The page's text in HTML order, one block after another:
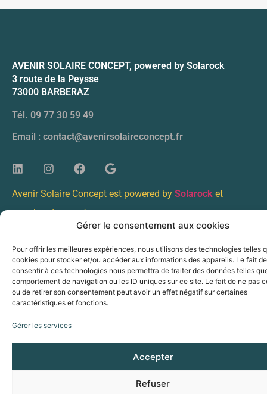
Gérer le consentement aux cookies
Pour offrir les meilleures expériences, nous utilisons des technologies telles
cookies pour stocker et/ou accéder aux informations des appareils. Le fait de
consentir à ces technologies nous permettra de traiter des données telles
comportement de navigation ou les ID uniques sur ce site. Le fait de ne pas
ou de retirer son consentement peut avoir un effet négatif sur certaines
caractéristiques et fonctions.
Gérer les services
Accepter
Refuser
AVENIR SOLAIRE CONCEPT, powered by Solarock
3 route de la Peysse
73000 BARBERAZ
Tél. 09 77 30 59 49
Email : contact@avenirsolaireconcept.fr
Avenir Solaire Concept est powered by Solarock et
membre de son réseau.
Nous sommes installateurs de panneaux solaires
photovoltaïques et bornes de recharge pour
véhicules électriques, en Isère, Savoie et Haute-
Savoie.
Découvrez également nos services :
Installateur de borne de recharge électrique sur